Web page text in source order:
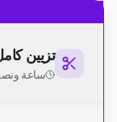
تزيين
ساعة